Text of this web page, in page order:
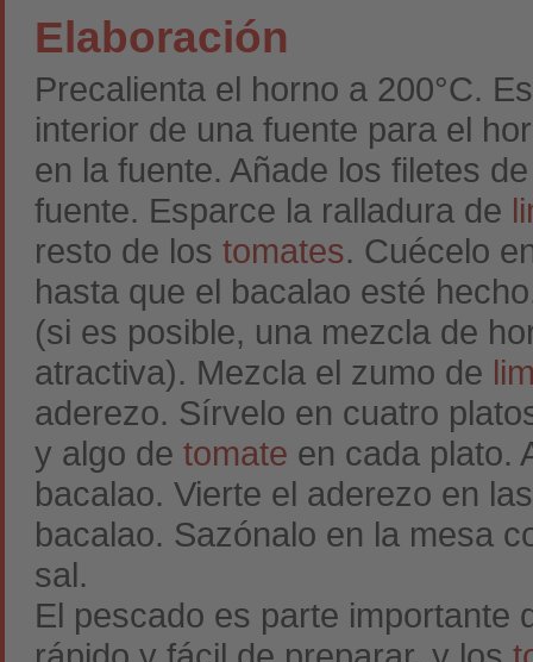
Elaboración
Precalienta el horno a 200°C.
interior de una fuente para el
en la fuente. Añade los filetes
fuente. Esparce la ralladura de
resto de los tomates. Cuécelo
hasta que el bacalao esté
(si es posible, una mezcla de
atractiva). Mezcla el zumo de
aderezo. Sírvelo en cuatro
y algo de tomate en cada plato.
bacalao. Vierte el aderezo en
bacalao. Sazónalo en la mesa
sal.
El pescado es parte importante